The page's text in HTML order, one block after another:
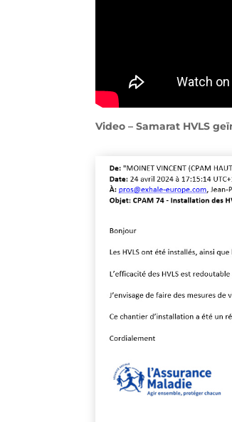
Video – Samarat HVLS